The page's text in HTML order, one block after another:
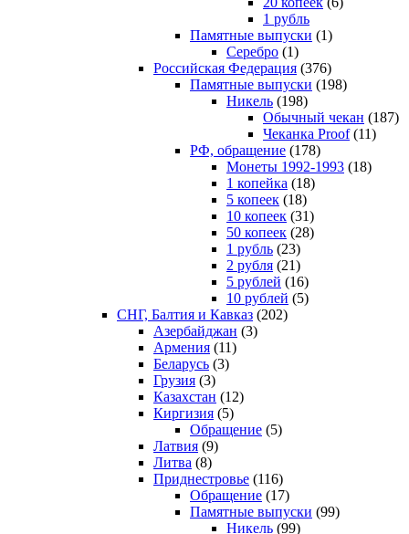
1 рубль
Памятные выпуски (1)
Серебро (1)
Российская Федерация (376)
Памятные выпуски (198)
Никель (198)
Обычный чекан (187)
Чеканка Proof(11)
РФ, обращение (178)
Монеты 1992-1993 (18)
1 копейка (18)
5 копеек (18)
10 копеек (31)
50 копеек (28)
1 рубль (23)
2 рубля (21)
5 рублей (16)
10 рублей (5)
СНГ, Балтия и Кавказ (202)
Азербайджан (3)
Армения (11)
Беларусь (3)
Грузия (3)
Казахстан (12)
Киргизия (5)
Обращение (5)
Латвия (9)
Литва (8)
Приднестровье (116)
Обращение (17)
Памятные выпуски (99)
Никель (99)